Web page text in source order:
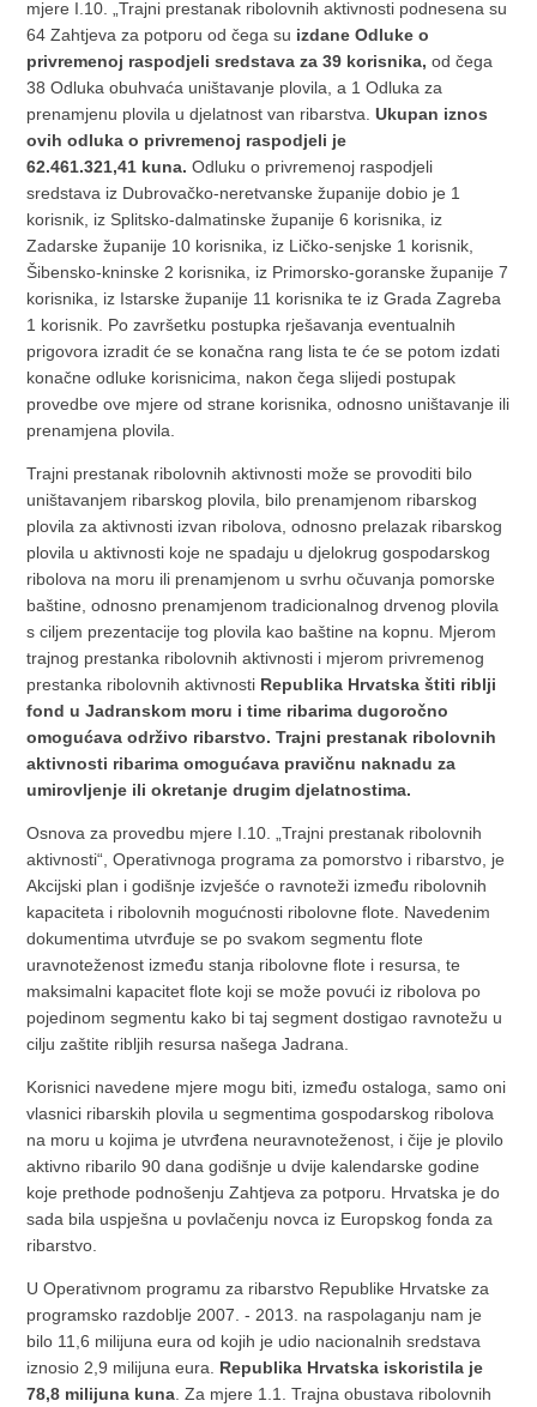
mjere I.10. „Trajni prestanak ribolovnih aktivnosti podnesena su
64 Zahtjeva za potporu od čega su izdane Odluke o
privremenoj raspodjeli sredstava za 39 korisnika,od čega
38 Odluka obuhvaća uništavanje plovila, a 1 Odluka za
prenamjenu plovila u djelatnost van ribarstva.Ukupan iznos
ovih odluka o privremenoj raspodjeli je
62.461.321,41 kuna. Odluku o privremenoj raspodjeli
sredstava iz Dubrovačko-neretvanske županije dobio je 1
korisnik, iz Splitsko-dalmatinske županije 6 korisnika, iz
Zadarske županije 10 korisnika, iz Ličko-senjske 1 korisnik,
Šibensko-kninske 2 korisnika, iz Primorsko-goranske županije 7
korisnika, iz Istarske županije 11 korisnika te iz Grada Zagreba
1 korisnik. Po završetku postupka rješavanja eventualnih
prigovora izradit će se konačna rang lista te će se potom izdati
konačne odluke korisnicima, nakon čega slijedi postupak
provedbe ove mjere od strane korisnika, odnosno uništavanje ili
prenamjena plovila.
Trajni prestanak ribolovnih aktivnosti može se provoditi bilo
uništavanjem ribarskog plovila, bilo prenamjenom ribarskog
plovila za aktivnosti izvan ribolova, odnosno prelazak ribarskog
plovila u aktivnosti koje ne spadaju u djelokrug gospodarskog
ribolova na moru ili prenamjenom u svrhu očuvanja pomorske
baštine, odnosno prenamjenom tradicionalnog drvenog plovila
s ciljem prezentacije tog plovila kao baštine na kopnu. Mjerom
trajnog prestanka ribolovnih aktivnosti i mjerom privremenog
prestanka ribolovnih aktivnosti Republika Hrvatska štiti riblji
fond u Jadranskom moru i time ribarima dugoročno
omogućava održivo ribarstvo. Trajni prestanak ribolovnih
aktivnosti ribarima omogućava pravičnu naknadu za
umirovljenje ili okretanje drugim djelatnostima.
Osnova za provedbu mjere I.10. „Trajni prestanak ribolovnih
aktivnosti“, Operativnoga programa za pomorstvo i ribarstvo, je
Akcijski plan i godišnje izvješće o ravnoteži između ribolovnih
kapaciteta i ribolovnih mogućnosti ribolovne flote. Navedenim
dokumentima utvrđuje se po svakom segmentu flote
uravnoteženost između stanja ribolovne flote i resursa, te
maksimalni kapacitet flote koji se može povući iz ribolova po
pojedinom segmentu kako bi taj segment dostigao ravnotežu u
cilju zaštite ribljih resursa našega Jadrana.
Korisnici navedene mjere mogu biti, između ostaloga, samo oni
vlasnici ribarskih plovila u segmentima gospodarskog ribolova
na moru u kojima je utvrđena neuravnoteženost, i čije je plovilo
aktivno ribarilo 90 dana godišnje u dvije kalendarske godine
koje prethode podnošenju Zahtjeva za potporu. Hrvatska je do
sada bila uspješna u povlačenju novca iz Europskog fonda za
ribarstvo.
U Operativnom programu za ribarstvo Republike Hrvatske za
programsko razdoblje 2007. - 2013. na raspolaganju nam je
bilo 11,6 milijuna eura od kojih je udio nacionalnih sredstava
iznosio 2,9 milijuna eura. Republika Hrvatska iskoristila je
78,8 milijuna kuna . Za mjere 1.1. Trajna obustava ribolovnih